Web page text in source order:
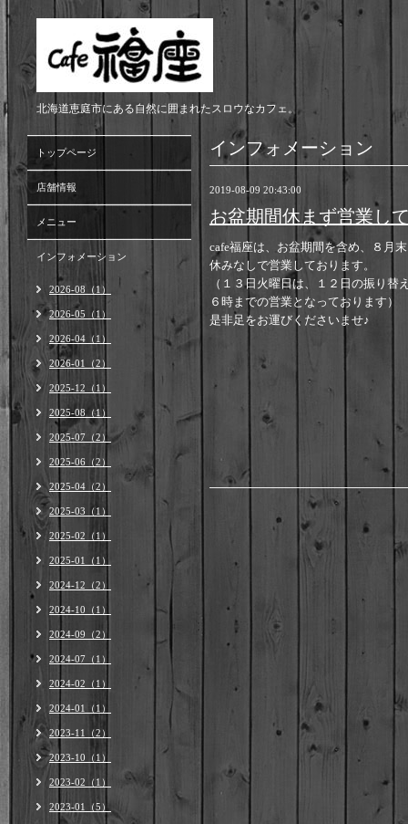
北海道恵庭市にある自然に囲まれたスロウなカフェ。
インフォメーション
2019-08-09 20:43:00
お盆期間休まず営業し
cafe福座は、お盆期間を含め、８月
休みなしで営業しております。
（１３日火曜日は、１２日の振り替
６時までの営業となっております）
是非足をお運びくださいませ♪
トップページ
店舗情報
メニュー
インフォメーション
2026-08（1）
2026-05（1）
2026-04（1）
2026-01（2）
2025-12（1）
2025-08（1）
2025-07（2）
2025-06（2）
2025-04（2）
2025-03（1）
2025-02（1）
2025-01（1）
2024-12（2）
2024-10（1）
2024-09（2）
2024-07（1）
2024-02（1）
2024-01（1）
2023-11（2）
2023-10（1）
2023-02（1）
2023-01（5）